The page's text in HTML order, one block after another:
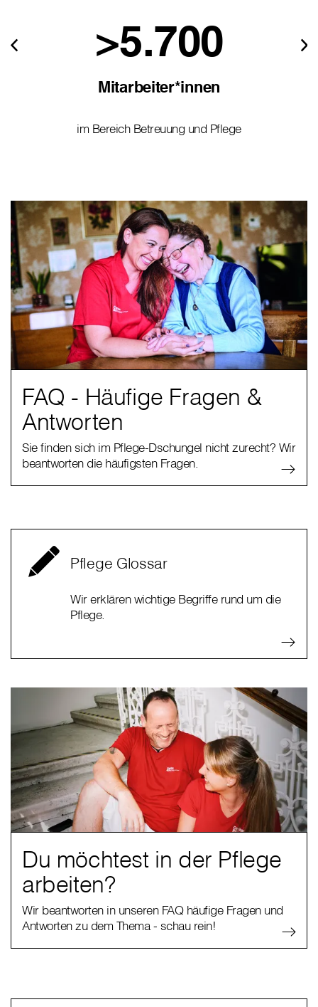
>5.700
Mitarbeiter*innen
im Bereich Betreuung und Pflege
FAQ - Häufige Fragen &
Antworten
Sie finden sich im Pflege-Dschungel nicht zurecht? Wir
beantworten die häufigsten Fragen.
Pflege Glossar
Wir erklären wichtige Begriffe rund um die
Pflege.
Du möchtest in der Pflege
arbeiten?
Wir beantworten in unseren FAQ häufige Fragen und
Antworten zu dem Thema - schau rein!